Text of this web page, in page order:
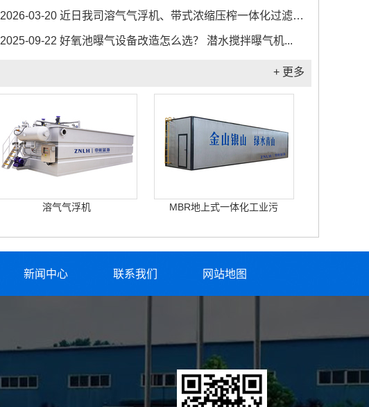
2026-03-20 近日我司溶气气浮机、带式浓缩压榨一体化过滤机及加药装置成功发货福建...
2025-09-22 好氧池曝气设备改造怎么选？ 潜水搅拌曝气机...
+ 更多
溶气气浮机 MBR地上式一体化工业污
新闻中心 联系我们 网站地图